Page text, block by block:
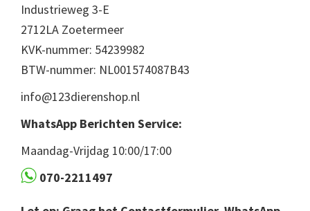
Industrieweg 3-E
2712LA Zoetermeer
KVK-nummer: 54239982
BTW-nummer: NL001574087B43
info@123dierenshop.nl
WhatsApp Berichten Service:
Maandag-Vrijdag 10:00/17:00
070-2211497